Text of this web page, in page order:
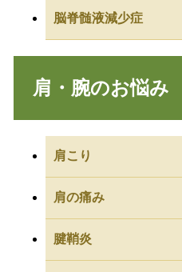
脳脊髄液減少症
肩・腕のお悩み
肩こり
肩の痛み
腱鞘炎